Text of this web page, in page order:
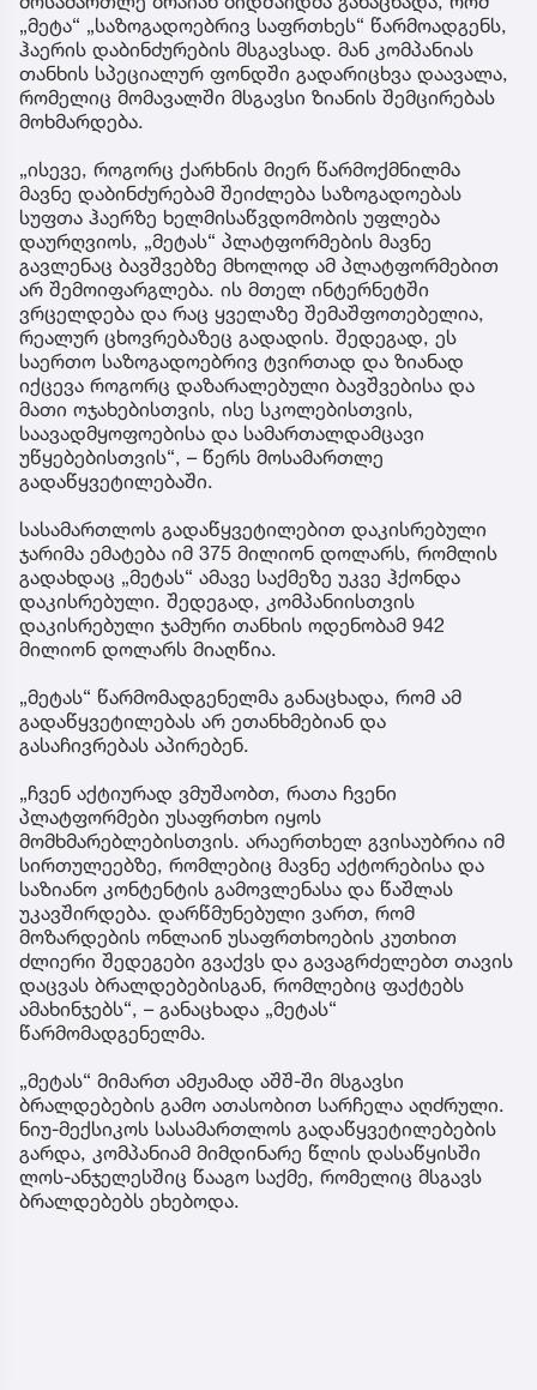
„მეტა“ „საზოგადოებრივ საფრთხეს“ წარმოადგენს,
ჰაერის დაბინძურების მსგავსად. მან კომპანიას
თანხის სპეციალურ ფონდში გადარიცხვა დაავალა,
რომელიც მომავალში მსგავსი ზიანის შემცირებას
მოხმარდება.
„ისევე, როგორც ქარხნის მიერ წარმოქმნილმა
მავნე დაბინძურებამ შეიძლება საზოგადოებას
სუფთა ჰაერზე ხელმისაწვდომობის უფლება
დაურღვიოს, „მეტას“ პლატფორმების მავნე
გავლენაც ბავშვებზე მხოლოდ ამ პლატფორმებით
არ შემოიფარგლება. ის მთელ ინტერნეტში
ვრცელდება და რაც ყველაზე შემაშფოთებელია,
რეალურ ცხოვრებაზეც გადადის. შედეგად, ეს
საერთო საზოგადოებრივ ტვირთად და ზიანად
იქცევა როგორც დაზარალებული ბავშვებისა და
მათი ოჯახებისთვის, ისე სკოლებისთვის,
საავადმყოფოებისა და სამართალდამცავი
უწყებებისთვის“, – წერს მოსამართლე
გადაწყვეტილებაში.
სასამართლოს გადაწყვეტილებით დაკისრებული
ჯარიმა ემატება იმ 375 მილიონ დოლარს, რომლის
გადახდაც „მეტას“ ამავე საქმეზე უკვე ჰქონდა
დაკისრებული. შედეგად, კომპანიისთვის
დაკისრებული ჯამური თანხის ოდენობამ 942
მილიონ დოლარს მიაღწია.
„მეტას“ წარმომადგენელმა განაცხადა, რომ ამ
გადაწყვეტილებას არ ეთანხმებიან და
გასაჩივრებას აპირებენ.
„ჩვენ აქტიურად ვმუშაობთ, რათა ჩვენი
პლატფორმები უსაფრთხო იყოს
მომხმარებლებისთვის. არაერთხელ გვისაუბრია იმ
სირთულეებზე, რომლებიც მავნე აქტორებისა და
საზიანო კონტენტის გამოვლენასა და წაშლას
უკავშირდება. დარწმუნებული ვართ, რომ
მოზარდების ონლაინ უსაფრთხოების კუთხით
ძლიერი შედეგები გვაქვს და გავაგრძელებთ თავის
დაცვას ბრალდებებისგან, რომლებიც ფაქტებს
ამახინჯებს“, – განაცხადა „მეტას“
წარმომადგენელმა.
„მეტას“ მიმართ ამჟამად აშშ-ში მსგავსი
ბრალდებების გამო ათასობით სარჩელა აღძრული.
ნიუ-მექსიკოს სასამართლოს გადაწყვეტილებების
გარდა, კომპანიამ მიმდინარე წლის დასაწყისში
ლოს-ანჯელესშიც წააგო საქმე, რომელიც მსგავს
ბრალდებებს ეხებოდა.